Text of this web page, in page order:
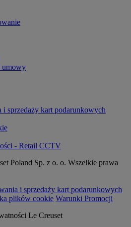
umowy
sprzedaży kart podarunkowych
- Retail CCTV
Poland Sp. z o. o. Wszelkie prawa
i sprzedaży kart podarunkowych
plików cookie Warunki Promocji
Le Creuset